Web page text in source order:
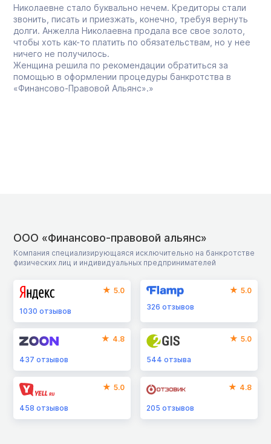
Николаевне стало буквально нечем. Кредиторы стали
звонить, писать и приезжать, конечно, требуя вернуть
долги. Анжелла Николаевна продала все свое золото,
чтобы хоть как-то платить по обязательствам, но у нее
ничего не получилось.
Женщина решила по рекомендации обратиться за
помощью в оформлении процедуры банкротства в
«Финансово-Правовой Альянс».»
ООО «Финансово-правовой альянс»
Компания специализирующаяся исключительно на банкротстве
физических лиц и индивидуальных предпринимателей
5.0
1030 отзывов
5.0
326отзывов
4.8
437 отзывов
5.0
544отзыва
5.0
458 отзывов
4.8
205отзывов